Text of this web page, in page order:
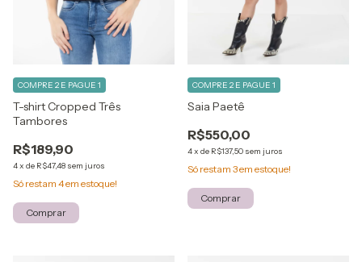
T-shirt Cropped Três
Tambores
R$189,90
4x de R$47,48 sem juros
COMPRE 2 E PAGUE 1
Só restam 4em estoque!
Comprar
Saia Paetê
R$550,00
4x de R$137,50 sem juros
COMPRE 2 E PAGUE 1
Só restam 3em estoque!
Comprar